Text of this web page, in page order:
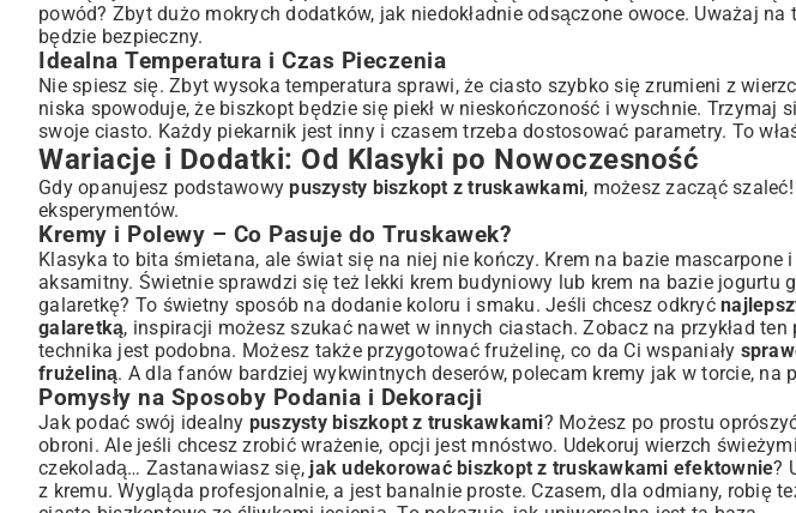
powód? Zbyt dużo mokrych dodatków, jak niedokładnie odsączone owoce. Uważaj na
będzie bezpieczny.
Idealna Temperatura i Czas Pieczenia
Nie spiesz się. Zbyt wysoka temperatura sprawi, że ciasto szybko się zrumieni z
niska spowoduje, że biszkopt będzie się piekł w nieskończoność i wyschnie. Trzymaj
swoje ciasto. Każdy piekarnik jest inny i czasem trzeba dostosować parametry. To
Wariacje i Dodatki: Od Klasyki po Nowoczesność
Gdy opanujesz podstawowypuszysty biszkopt z truskawkami, możesz zacząć
eksperymentów.
Kremy i Polewy – Co Pasuje do Truskawek?
Klasyka to bita śmietana, ale świat się na niej nie kończy. Krem na bazie mascarpone
aksamitny. Świetnie sprawdzi się też lekki krem budyniowy lub krem na bazie jogurtu
galaretkę? To świetny sposób na dodanie koloru i smaku. Jeśli chcesz odkryć
galaretką, inspiracji możesz szukać nawet w innych ciastach. Zobacz na przykład ten
technika jest podobna. Możesz także przygotować frużelinę, co da Ci wspaniały
frużeliną. A dla fanów bardziej wykwintnych deserów, polecam kremy jak w torcie, na
Pomysły na Sposoby Podania i Dekoracji
Jak podać swój idealny puszysty biszkopt z truskawkami? Możesz po prostu
obroni. Ale jeśli chcesz zrobić wrażenie, opcji jest mnóstwo. Udekoruj wierzch
czekoladą… Zastanawiasz się, jak udekorować biszkopt z truskawkami efektownie?
z kremu. Wygląda profesjonalnie, a jest banalnie proste. Czasem, dla odmiany, robię